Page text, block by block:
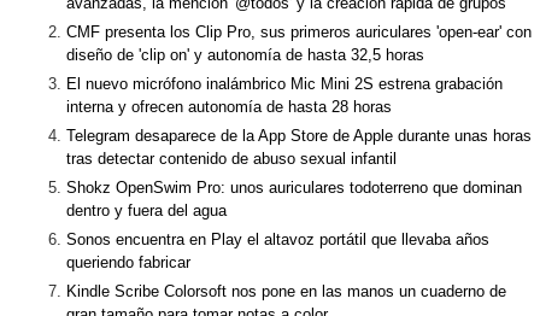
CMF presenta los Clip Pro, sus primeros auriculares 'open-ear' con
diseño de 'clip on' y autonomía de hasta 32,5 horas
El nuevo micrófono inalámbrico Mic Mini 2S estrena grabación
interna y ofrecen autonomía de hasta 28 horas
Telegram desaparece de la App Store de Apple durante unas horas
tras detectar contenido de abuso sexual infantil
Shokz OpenSwim Pro: unos auriculares todoterreno que dominan
dentro y fuera del agua
Sonos encuentra en Play el altavoz portátil que llevaba años
queriendo fabricar
Kindle Scribe Colorsoft nos pone en las manos un cuaderno de